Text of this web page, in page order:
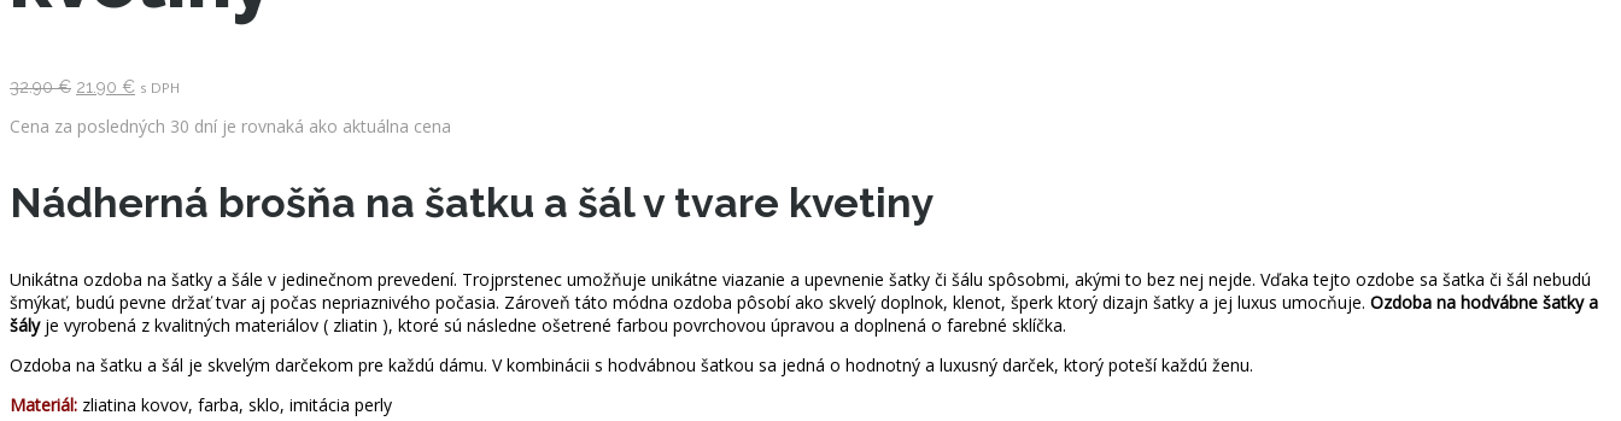
32.90€ Pôvodná
bola:
32.90 €.
21.90 € Aktuálna
je:
21.90 €.
s DPH
Cena za posledných 30 dní je rovnaká ako aktuálna cena
Nádherná brošňa na šatku a šál v tvare kvetiny
Unikátna ozdoba na šatky a šále v jedinečnom prevedení. Trojprstenec umožňuje unikátne viazanie a upevnenie šatky či šálu spôsobmi, akými to bez nej nejde. Vďaka tejto ozdobe sa šatka či šál nebudú
šmýkať, budú pevne držať tvar aj počas nepriaznivého počasia. Zároveň táto módna ozdoba pôsobí ako skvelý doplnok, klenot, šperk ktorý dizajn šatky a jej luxus umocňuje. Ozdoba na hodvábne šatky a
šályje vyrobená z kvalitných materiálov ( zliatin ), ktoré sú následne ošetrené farbou povrchovou úpravou a doplnená o farebné sklíčka.
Ozdoba na šatku a šál je skvelým darčekom pre každú dámu. V kombinácii s hodvábnou šatkou sa jedná o hodnotný a luxusný darček, ktorý poteší každú ženu.
Materiál: zliatina kovov, farba, sklo, imitácia perly